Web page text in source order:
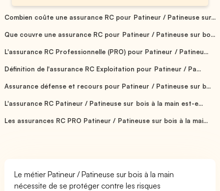
Combien coûte une assurance RC pour Patineur / Patineuse sur...
Que couvre une assurance RC pour Patineur / Patineuse sur bo...
L'assurance RC Professionnelle (PRO) pour Patineur / Patineu...
Définition de l'assurance RC Exploitation pour Patineur / Pa...
Assurance défense et recours pour Patineur / Patineuse sur b...
L'assurance RC Patineur / Patineuse sur bois à la main est-e...
Les assurances RC PRO Patineur / Patineuse sur bois à la mai...
Le métier Patineur / Patineuse sur bois à la main
nécessite de se protéger contre les risques